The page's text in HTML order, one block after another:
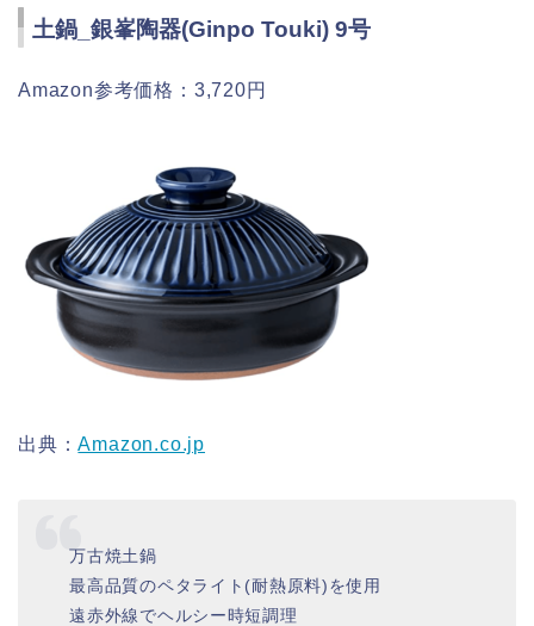
土鍋_銀峯陶器(Ginpo Touki) 9号
Amazon参考価格：3,720円
出典：Amazon.co.jp
万古焼土鍋
最高品質のペタライト(耐熱原料)を使用
遠赤外線でヘルシー時短調理